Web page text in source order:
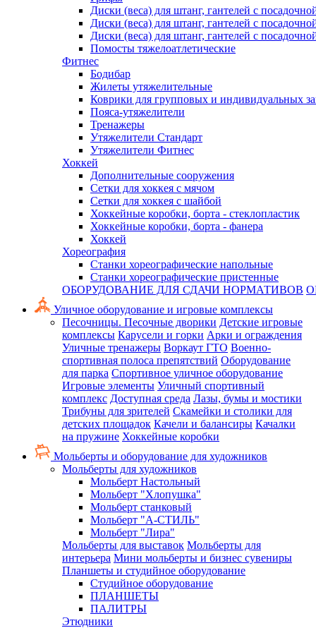
Диски (веса) для штанг, гантелей с
Диски (веса) для штанг, гантелей с
Диски (веса) для штанг, гантелей с
Помосты тяжелоатлетические
Фитнес
Бодибар
Жилеты утяжелительные
Коврики для групповых и индивидуальных
Пояса-утяжелители
Тренажеры
Утяжелители Стандарт
Утяжелители Фитнес
Хоккей
Дополнительные сооружения
Сетки для хоккея с мячом
Сетки для хоккея с шайбой
Хоккейные коробки, борта - стеклопластик
Хоккейные коробки, борта - фанера
Хоккей
Хореография
Станки хореографические напольные
Станки хореографические пристенные
ОБОРУДОВАНИЕ ДЛЯ СДАЧИ НОРМАТИВОВ
Уличное оборудование и игровые комплексы
Песочницы. Песочные дворики Детские игровые
комплексы Карусели и горки Арки и ограждения
Уличные тренажеры Воркаут ГТО Военно-
спортивная полоса препятствий Оборудование
для парка Спортивное уличное оборудование
Игровые элементы Уличный спортивный
комплекс Доступная среда Лазы, бумы и мостики
Трибуны для зрителей Скамейки и столики для
детских площадок Качели и балансиры Качалки
на пружине Хоккейные коробки
Мольберты и оборудование для художников
Мольберты для художников
Мольберт Настольный
Мольберт "Хлопушка"
Мольберт станковый
Мольберт "А-СТИЛЬ"
Мольберт "Лира"
Мольберты для выставок Мольберты для
интерьера Мини мольберты и бизнес сувениры
Планшеты и студийное оборудование
Студийное оборудование
ПЛАНШЕТЫ
ПАЛИТРЫ
Этюдники